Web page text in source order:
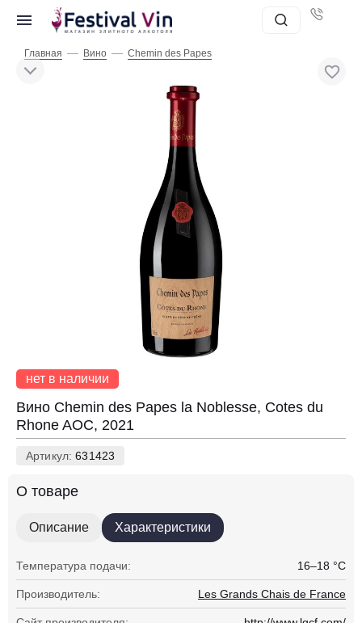
Главная — Вино — Chemin des Papes
нет в наличии
Вино Chemin des Papes la Noblesse, Cotes du
Rhone AOC, 2021
Артикул:631423
О товаре
Описание Характеристики
Температура подачи: 16–18 °С
Производитель: Les Grands Chais de France